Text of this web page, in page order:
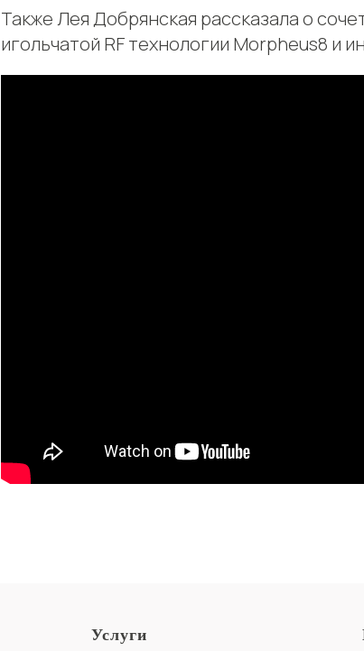
Также Лея Добрянская рассказала о
игольчатой RF технологии Morpheus8 и
Услуги